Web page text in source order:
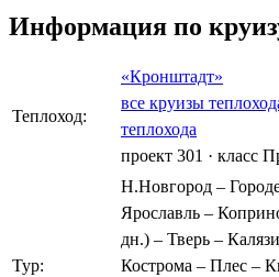
Информация по
Теплоход:
«Кронштадт»
все круизы
теплохода
проект 301 · класс
Тур:
Н.Новгород –
Ярославль –
дн.) – Тверь –
Кострома – Плес –